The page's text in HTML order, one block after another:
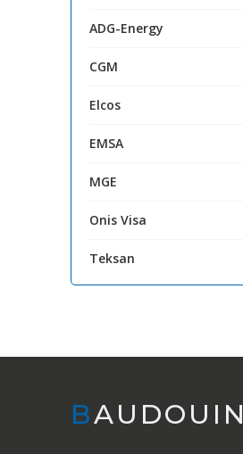
ADG-Energy
CGM
Elcos
EMSA
MGE
Onis Visa
Teksan
BAUDOUIN